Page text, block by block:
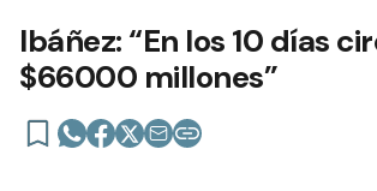
Ibáñez: “En los 10 días
$66000 millones”